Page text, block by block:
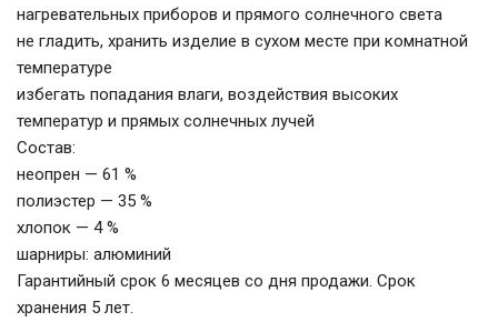
нагревательных приборов и прямого солнечного света
не гладить, хранить изделие в сухом месте при комнатной
температуре
избегать попадания влаги, воздействия высоких
температур и прямых солнечных лучей
Состав:
неопрен — 61 %
полиэстер — 35 %
хлопок — 4 %
шарниры: алюминий
Гарантийный срок 6 месяцев со дня продажи. Срок
хранения 5 лет.